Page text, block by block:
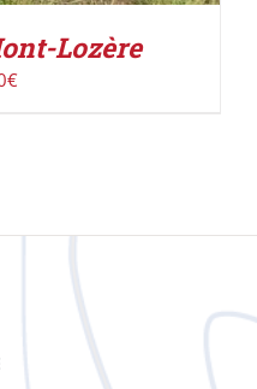
Lozère
€